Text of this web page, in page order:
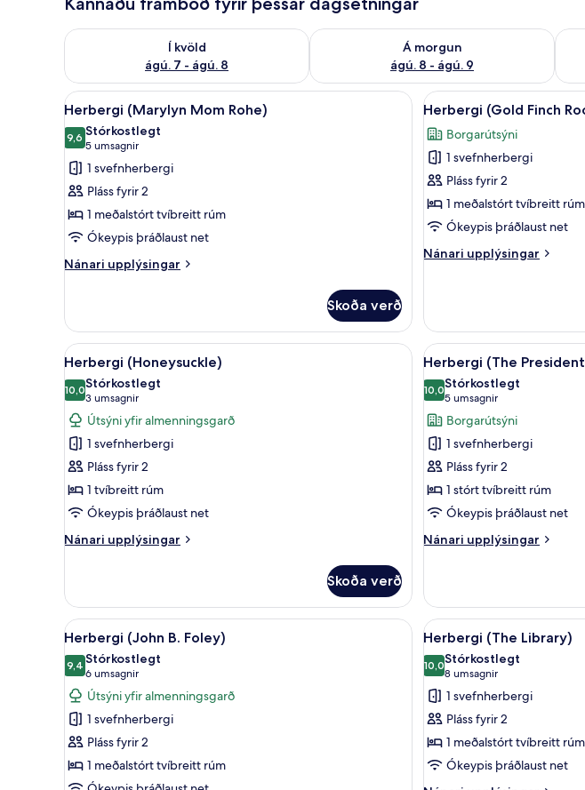
f
Í kvöld
ágú. 7 - ágú. 8
Athuga framboð í kvöld ágú. 7 - ágú. 8
Á morgun
ágú. 8 - ágú. 9
Athuga framboð á morgun ágú. 8 - ágú. 9
Skoða
allar
myndir
fyrir
Herbergi
(Marylyn
Mom
Rohe)
Herbergi (Marylyn Mom Rohe) | Rúmföt af bestu gerð,
2
Herbergi (Marylyn Mom Rohe)
9,69,6 af 10
Stórkostlegt
5 umsagnir
(5
umsagnir)
1 svefnherbergi
Pláss fyrir 2
1 meðalstórt tvíbreitt rúm
Ókeypis þráðlaust net
Nánari upplýsingar
Nánari
(Marylyn
Mom
Rohe)
Skoða verð
Skoða
allar
myndir
fyrir
Herbergi
(Gold
Finch
2
Herbergi (Gold Finch
Borgarútsýni
1 svefnherbergi
Pláss fyrir 2
1 meðalstórt tvíbreitt rúm
Ókeypis þráðlaust net
Nánari upplýsingar
Nánari
Finch
Room)
Skoða
allar
myndir
fyrir
Herbergi
(Honeysuckle)
Herbergi (Honeysuckle) | Rúmföt af bestu gerð, dúnsængur,
3
Herbergi (Honeysuckle)
10,010,0 af 10
Stórkostlegt
3 umsagnir
(3
umsagnir)
Útsýni yfir almenningsgarð
1 svefnherbergi
Pláss fyrir 2
1 tvíbreitt rúm
Ókeypis þráðlaust net
Nánari upplýsingar
Nánari
(Honeysuckle)
Skoða verð
Skoða
allar
myndir
fyrir
Herbergi
(The
Presidential
Suite)
4
Herbergi (The
10,010,0 af 10
Stórkostlegt
5 umsagnir
(5
umsagnir)
Borgarútsýni
1 svefnherbergi
Pláss fyrir 2
1 stórt tvíbreitt rúm
Ókeypis þráðlaust net
Nánari upplýsingar
Nánari
(The
Presidential
Suite)
Skoða
allar
myndir
fyrir
Herbergi
(John
B.
Foley)
Herbergi (John B. Foley) | Rúmföt af bestu gerð, dúnsængur,
1
Herbergi (John B. Foley)
9,49,4 af 10
Stórkostlegt
6 umsagnir
(6
umsagnir)
Útsýni yfir almenningsgarð
1 svefnherbergi
Pláss fyrir 2
1 meðalstórt tvíbreitt rúm
Skoða
allar
myndir
fyrir
Herbergi
(The
Library)
2
Herbergi (The Library)
10,010,0 af 10
Stórkostlegt
8 umsagnir
(8
umsagnir)
1 svefnherbergi
Pláss fyrir 2
1 meðalstórt tvíbreitt rúm
Ókeypis þráðlaust net